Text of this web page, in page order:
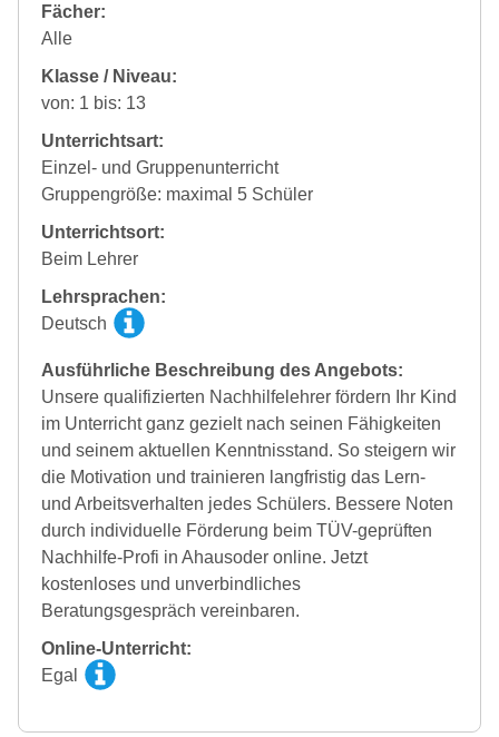
Fächer:
Alle
Klasse / Niveau:
von: 1 bis: 13
Unterrichtsart:
Einzel- und Gruppenunterricht
Gruppengröße: maximal 5 Schüler
Unterrichtsort:
Beim Lehrer
Lehrsprachen:
Deutsch
Ausführliche Beschreibung des Angebots:
Unsere qualifizierten Nachhilfelehrer fördern Ihr Kind
im Unterricht ganz gezielt nach seinen Fähigkeiten
und seinem aktuellen Kenntnisstand. So steigern wir
die Motivation und trainieren langfristig das Lern-
und Arbeitsverhalten jedes Schülers. Bessere Noten
durch individuelle Förderung beim TÜV-geprüften
Nachhilfe-Profi in Ahausoder online. Jetzt
kostenloses und unverbindliches
Beratungsgespräch vereinbaren.
Online-Unterricht:
Egal